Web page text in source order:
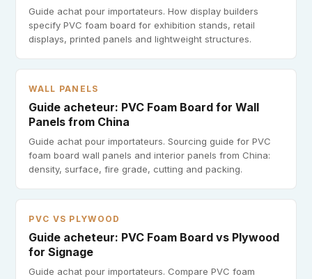
Guide achat pour importateurs. How display builders
specify PVC foam board for exhibition stands, retail
displays, printed panels and lightweight structures.
WALL PANELS
Guide acheteur: PVC Foam Board for Wall
Panels from China
Guide achat pour importateurs. Sourcing guide for PVC
foam board wall panels and interior panels from China:
density, surface, fire grade, cutting and packing.
PVC VS PLYWOOD
Guide acheteur: PVC Foam Board vs Plywood
for Signage
Guide achat pour importateurs. Compare PVC foam